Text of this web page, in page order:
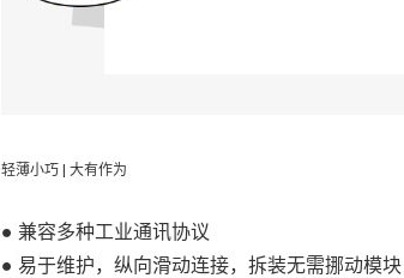
轻薄小巧 | 大有作为
● 兼容多种工业通讯协议
● 易于维护，纵向滑动连接，拆装无需挪动模块